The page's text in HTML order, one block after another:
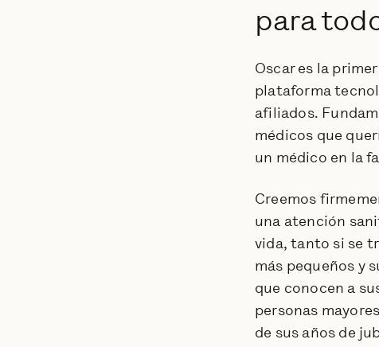
informativa y nuestro kit
e
para
Oscar es la
plataforma
afiliados.
médicos que
un médico en la
Creemos
una atención
vida, tanto si se
más pequeños y
que conocen a
personas
de sus años de